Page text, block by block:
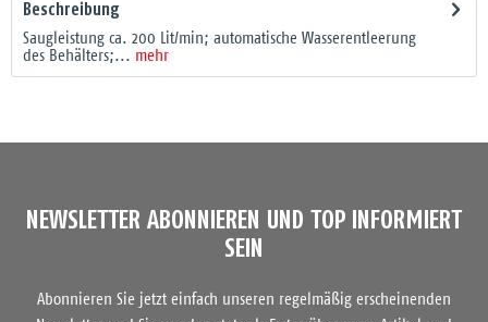
Beschreibung
Saugleistung ca. 200 Lit/min; automatische Wasserentleerung
des Behälters;... mehr
NEWSLETTER ABONNIEREN UND TOP INFORMIERT
SEIN
Abonnieren Sie jetzt einfach unseren regelmäßig erscheinenden